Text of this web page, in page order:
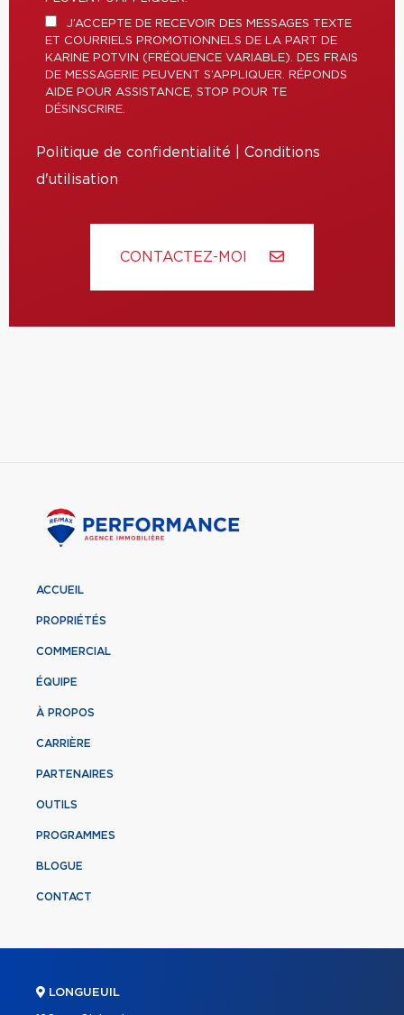
J’ACCEPTE DE RECEVOIR DES MESSAGES TEXTE
ET COURRIELS PROMOTIONNELS DE LA PART DE
KARINE POTVIN (FRÉQUENCE VARIABLE). DES FRAIS
DE MESSAGERIE PEUVENT S’APPLIQUER. RÉPONDS
AIDE POUR ASSISTANCE, STOP POUR TE
DÉSINSCRIRE.
Politique de confidentialité
Conditions
d'utilisation
CONTACTEZ-MOI
ACCUEIL
PROPRIÉTÉS
COMMERCIAL
ÉQUIPE
À PROPOS
CARRIÈRE
PARTENAIRES
OUTILS
PROGRAMMES
BLOGUE
CONTACT
LONGUEUIL